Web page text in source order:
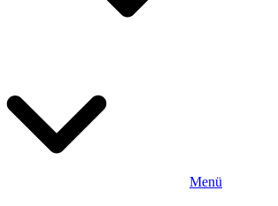
Menü